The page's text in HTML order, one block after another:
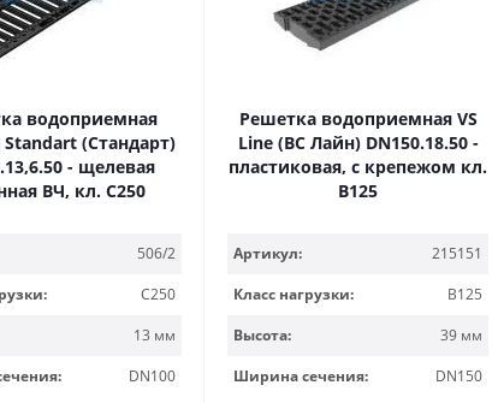
водоприемная
(Стандарт)
- щелевая
ВЧ, кл. С250
506/2
C250
13 мм
DN100
Решетка водоприемная VS
Line (ВС Лайн) DN150.18.50 -
пластиковая, с крепежом кл.
B125
Артикул:
215151
Класс нагрузки:
B125
Высота:
39 мм
Ширина сечения:
DN150